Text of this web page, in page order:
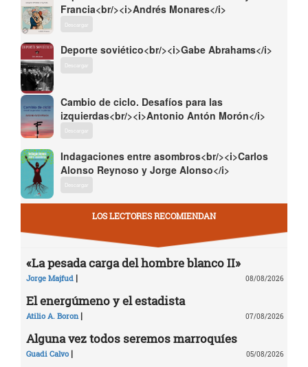
Francia<br/><i>Andrés Monares</i>
Descargar
Deporte soviético<br/><i>Gabe Abrahams</i>
Descargar
Cambio de ciclo. Desafíos para las
izquierdas<br/><i>Antonio Antón Morón</i>
Descargar
Indagaciones entre asombros<br/><i>Carlos
Alonso Reynoso y Jorge Alonso</i>
Descargar
LOS LECTORES RECOMIENDAN
«La pesada carga del hombre blanco II»
Jorge Majfud | 08/08/2026
El energúmeno y el estadista
Atilio A. Boron | 07/08/2026
Alguna vez todos seremos marroquíes
Guadi Calvo | 05/08/2026